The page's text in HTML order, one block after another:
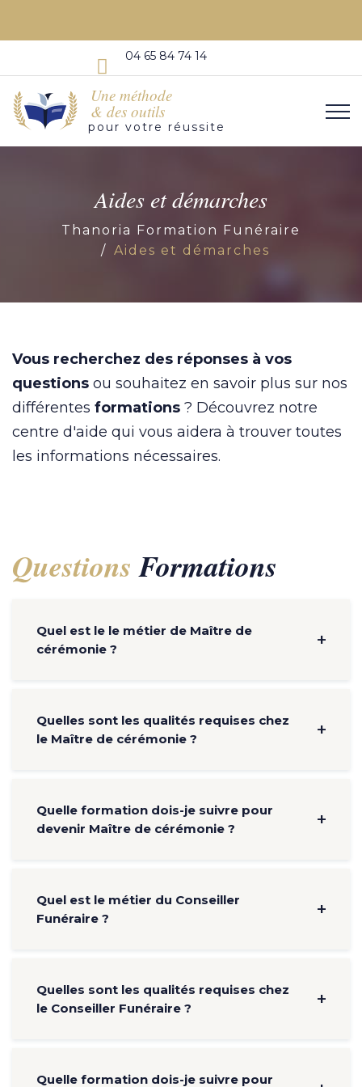
04 65 84 74 14
Une méthode
& des outils
pour votre réussite
Aides et démarches
Thanoria Formation Funéraire
Aides et démarches
Vous recherchez des réponses à vos
questions ou souhaitez en savoir plus sur nos
différentes formations ? Découvrez notre
centre d'aide qui vous aidera à trouver toutes
les informations nécessaires.
QuestionsFormations
Quel est le le métier de Maître de
cérémonie ?
Quelles sont les qualités requises chez
le Maître de cérémonie ?
Quelle formation dois-je suivre pour
devenir Maître de cérémonie ?
Quel est le métier du Conseiller
Funéraire ?
Quelles sont les qualités requises chez
le Conseiller Funéraire ?
Quelle formation dois-je suivre pour